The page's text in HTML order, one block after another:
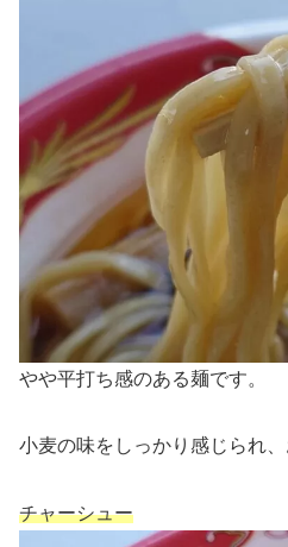
やや平打ち感のある麺です。
小麦の味をしっかり感じられ、
チャーシュー